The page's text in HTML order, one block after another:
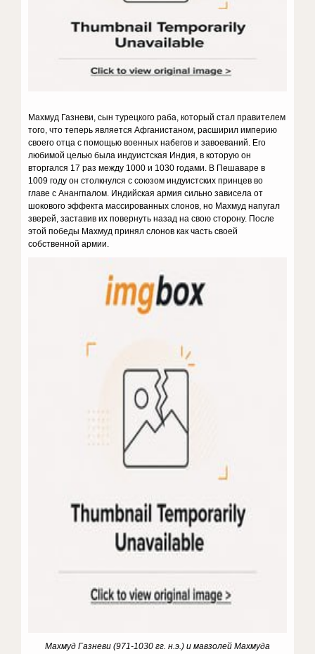
Махмуд Газневи, сын турецкого раба, который стал правителем
того, что теперь является Афганистаном, расширил империю
своего отца с помощью военных набегов и завоеваний. Его
любимой целью была индуистская Индия, в которую он
вторгался 17 раз между 1000 и 1030 годами. В Пешаваре в
1009 году он столкнулся с союзом индуистских принцев во
главе с Анангпалом. Индийская армия сильно зависела от
шокового эффекта массированных слонов, но Махмуд напугал
зверей, заставив их повернуть назад на свою сторону. После
этой победы Махмуд принял слонов как часть своей
собственной армии.
Махмуд Газневи (971-1030 гг. н.э.) и мавзолей Махмуда